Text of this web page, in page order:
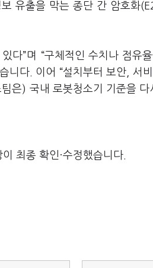
유출을 막는 종단 간 암호화
다”며 “구체적인 수치나 점유
니다. 이어 “설치부터 보안, 서
은) 국내 로봇청소기 기준을 다
최종 확인·수정했습니다.